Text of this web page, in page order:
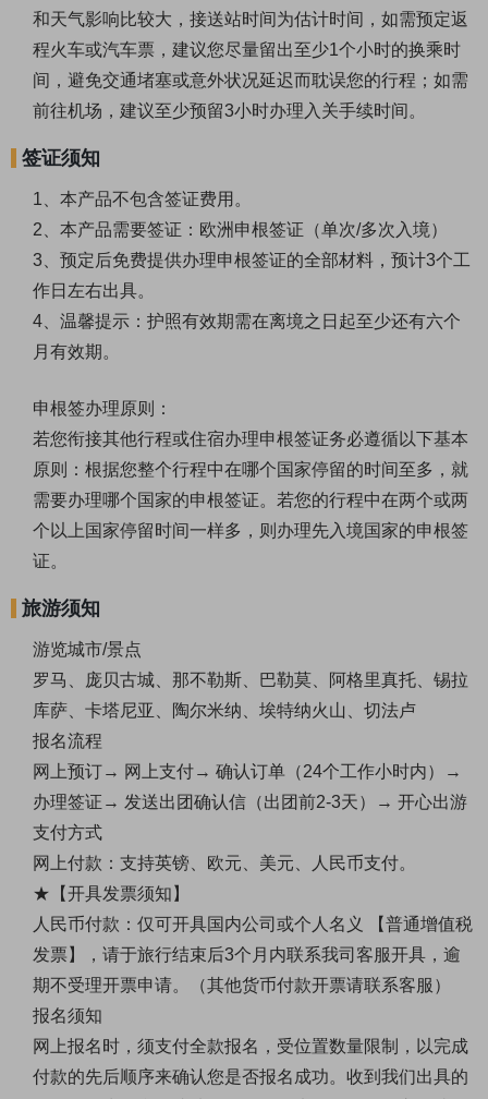
和天气影响比较大，接送站时间为估计时间，如需预定返
程火车或汽车票，建议您尽量留出至少1个小时的换乘时
间，避免交通堵塞或意外状况延迟而耽误您的行程；如需
前往机场，建议至少预留3小时办理入关手续时间。
签证须知
1、本产品不包含签证费用。
2、本产品需要签证：欧洲申根签证（单次/多次入境）
3、预定后免费提供办理申根签证的全部材料，预计3个工
作日左右出具。
4、温馨提示：护照有效期需在离境之日起至少还有六个
月有效期。
申根签办理原则：
若您衔接其他行程或住宿办理申根签证务必遵循以下基本
原则：根据您整个行程中在哪个国家停留的时间至多，就
需要办理哪个国家的申根签证。若您的行程中在两个或两
个以上国家停留时间一样多，则办理先入境国家的申根签
证。
旅游须知
游览城市/景点
罗马、庞贝古城、那不勒斯、巴勒莫、阿格里真托、锡拉
库萨、卡塔尼亚、陶尔米纳、埃特纳火山、切法卢
报名流程
网上预订→ 网上支付→ 确认订单（24个工作小时内）→
办理签证→ 发送出团确认信（出团前2-3天）→ 开心出游
支付方式
网上付款：支持英镑、欧元、美元、人民币支付。
★【开具发票须知】
人民币付款：仅可开具国内公司或个人名义 【普通增值税
发票】，请于旅行结束后3个月内联系我司客服开具，逾
期不受理开票申请。（其他货币付款开票请联系客服）
报名须知
网上报名时，须支付全款报名，受位置数量限制，以完成
付款的先后顺序来确认您是否报名成功。收到我们出具的